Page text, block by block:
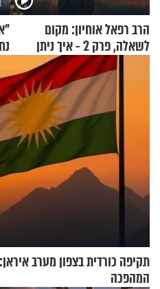
הרב רפאל אוחיון: מקום
לשאלה, פרק 2 - איך ניתן
להוכיח שהתורה משמיים?
תקיפה כורדית בצפון מערב
המהפכה